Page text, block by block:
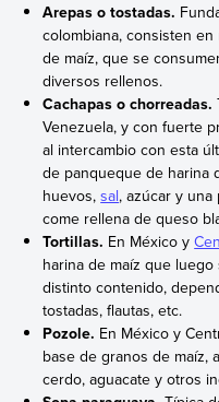
Arepas o tostadas.
colombiana, consisten
de maíz, que se
diversos rellenos.
Cachapas o chorreadas.
Venezuela, y con fuerte
al intercambio con esta
de panqueque de harina
huevos,sal, azúcar y
come rellena de queso
Tortillas. En México y
harina de maíz que
distinto contenido,
tostadas, flautas, etc.
Pozole. En México y
base de granos de maíz,
cerdo, aguacate y otros